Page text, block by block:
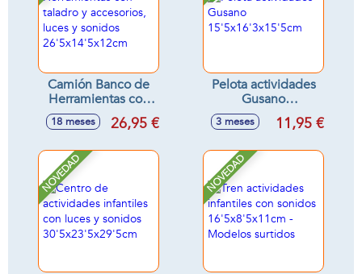
Camión Banco de
Herramientas con
taladro y
accesorios, luces y
26'5x14'5x12cm
18 meses 26,95 €
Pelota actividades
Gusano
15'5x16'3x15'5cm
3 meses 11,95 €
NOVEDAD NOVEDAD